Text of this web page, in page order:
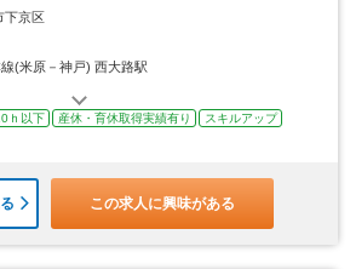
下京区
線(米原－神戸) 西大路駅
ｈ以下 産休・育休取得実績有り
スキルアップ
この求人に興味がある